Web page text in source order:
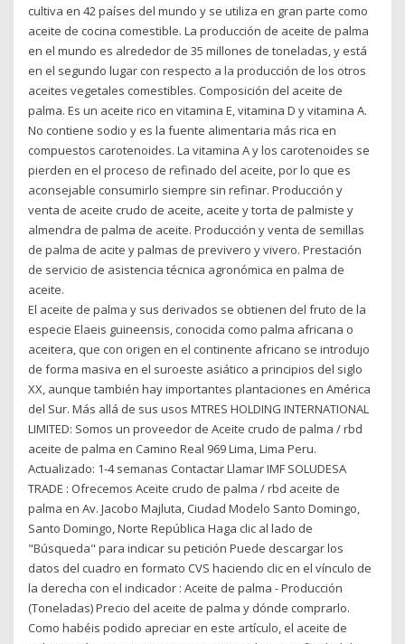
cultiva en 42 países del mundo y se utiliza en gran parte como
aceite de cocina comestible. La producción de aceite de palma
en el mundo es alrededor de 35 millones de toneladas, y está
en el segundo lugar con respecto a la producción de los otros
aceites vegetales comestibles. Composición del aceite de
palma. Es un aceite rico en vitamina E, vitamina D y vitamina A.
No contiene sodio y es la fuente alimentaria más rica en
compuestos carotenoides. La vitamina A y los carotenoides se
pierden en el proceso de refinado del aceite, por lo que es
aconsejable consumirlo siempre sin refinar. Producción y
venta de aceite crudo de aceite, aceite y torta de palmiste y
almendra de palma de aceite. Producción y venta de semillas
de palma de acite y palmas de previvero y vivero. Prestación
de servicio de asistencia técnica agronómica en palma de
aceite.
El aceite de palma y sus derivados se obtienen del fruto de la
especie Elaeis guineensis, conocida como palma africana o
aceitera, que con origen en el continente africano se introdujo
de forma masiva en el suroeste asiático a principios del siglo
XX, aunque también hay importantes plantaciones en América
del Sur. Más allá de sus usos MTRES HOLDING INTERNATIONAL
LIMITED: Somos un proveedor de Aceite crudo de palma / rbd
aceite de palma en Camino Real 969 Lima, Lima Peru.
Actualizado: 1-4 semanas Contactar Llamar IMF SOLUDESA
TRADE : Ofrecemos Aceite crudo de palma / rbd aceite de
palma en Av. Jacobo Majluta, Ciudad Modelo Santo Domingo,
Santo Domingo, Norte República Haga clic al lado de
"Búsqueda" para indicar su petición Puede descargar los
datos del cuadro en formato CVS haciendo clic en el vínculo de
la derecha con el indicador : Aceite de palma - Producción
(Toneladas) Precio del aceite de palma y dónde comprarlo.
Como habéis podido apreciar en este artículo, el aceite de